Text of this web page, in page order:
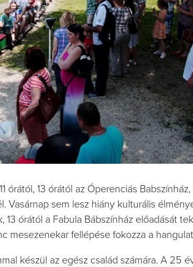
órától, 13 órától az Óperenciás
sem lesz hiány kulturális
órától a Fabula Bábszínház előadását
mesezenekar fellépése fokozza a
készül az egész család számára. A 25